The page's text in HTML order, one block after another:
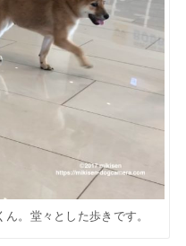
。堂々とした歩きです。